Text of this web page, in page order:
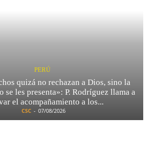
PERÚ
quizá no rechazan a Dios, sino la
se les presenta»: P. Rodríguez llama a
el acompañamiento a los...
CSC - 07/08/2026